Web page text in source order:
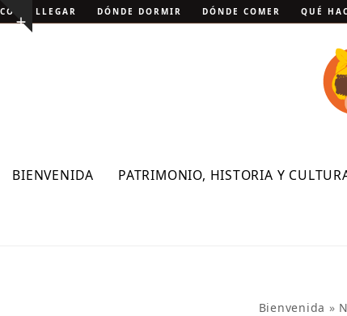
Skip
to Show
CÓMO LLEGAR DÓNDE DORMIR DÓNDE COMER QUÉ
BIENVENIDA PATRIMONIO, HISTORIA Y
Bienvenida »